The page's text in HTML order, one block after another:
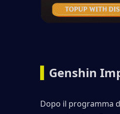
Genshin
Dopo il programma